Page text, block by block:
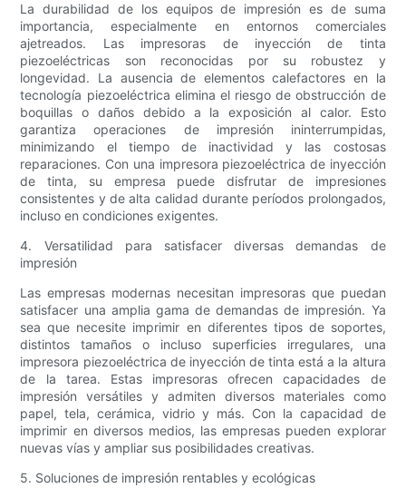
La durabilidad de los equipos de impresión es de suma
importancia, especialmente en entornos comerciales
ajetreados. Las impresoras de inyección de tinta
piezoeléctricas son reconocidas por su robustez y
longevidad. La ausencia de elementos calefactores en la
tecnología piezoeléctrica elimina el riesgo de obstrucción de
boquillas o daños debido a la exposición al calor. Esto
garantiza operaciones de impresión ininterrumpidas,
minimizando el tiempo de inactividad y las costosas
reparaciones. Con una impresora piezoeléctrica de inyección
de tinta, su empresa puede disfrutar de impresiones
consistentes y de alta calidad durante períodos prolongados,
incluso en condiciones exigentes.
4. Versatilidad para satisfacer diversas demandas de
impresión
Las empresas modernas necesitan impresoras que puedan
satisfacer una amplia gama de demandas de impresión. Ya
sea que necesite imprimir en diferentes tipos de soportes,
distintos tamaños o incluso superficies irregulares, una
impresora piezoeléctrica de inyección de tinta está a la altura
de la tarea. Estas impresoras ofrecen capacidades de
impresión versátiles y admiten diversos materiales como
papel, tela, cerámica, vidrio y más. Con la capacidad de
imprimir en diversos medios, las empresas pueden explorar
nuevas vías y ampliar sus posibilidades creativas.
5. Soluciones de impresión rentables y ecológicas